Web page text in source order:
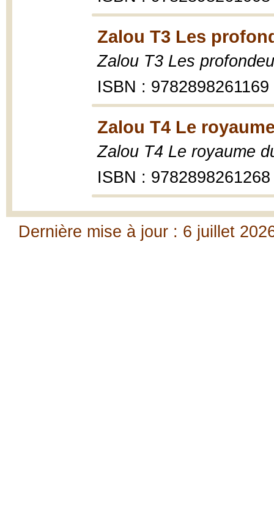
Zalou T3 Les
Zalou T3 Les
ISBN : 9782898261169
Zalou T4 Le
Zalou T4 Le royaume
ISBN : 9782898261268
Dernière mise à jour : 6 juillet